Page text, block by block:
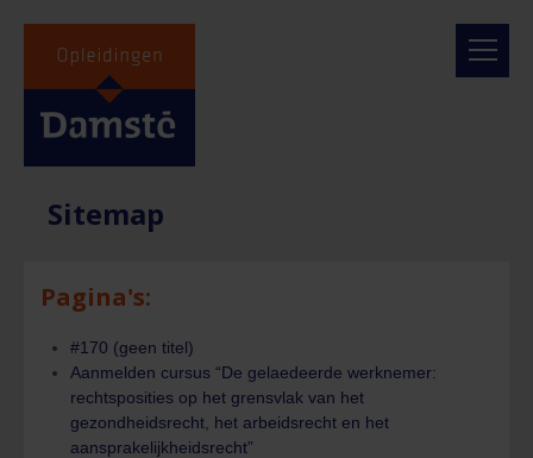
Sitemap
Pagina's:
#170 (geen titel)
Aanmelden cursus “De gelaedeerde werknemer:
rechtsposities op het grensvlak van het
gezondheidsrecht, het arbeidsrecht en het
aansprakelijkheidsrecht”